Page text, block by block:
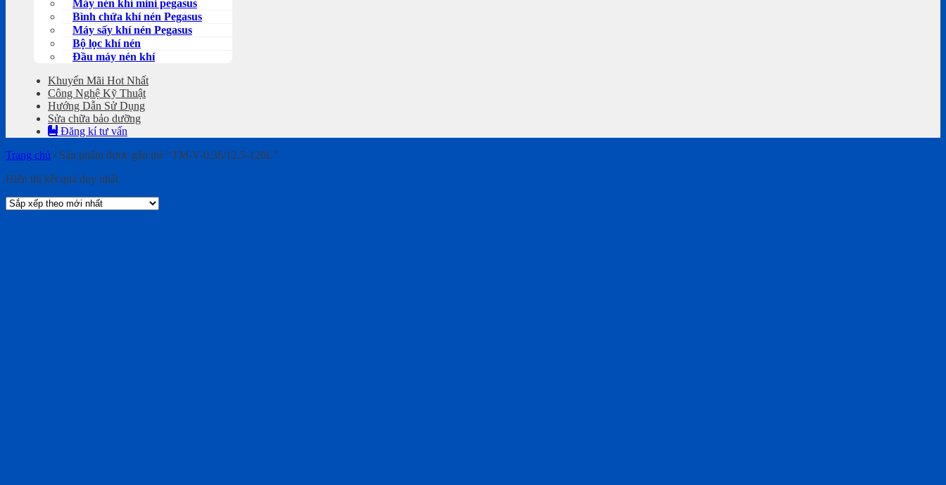
Máy nén khí mini pegasus
Bình chứa khí nén Pegasus
Máy sấy khí nén Pegasus
Bộ lọc khí nén
Đầu máy nén khí
Khuyến Mãi Hot Nhất
Công Nghệ Kỹ Thuật
Hướng Dẫn Sử Dụng
Sửa chữa bảo dưỡng
Đăng kí tư vấn
Trang chủ /Sản phẩm được gắn thẻ “TM-V-0.36/12.5-120L”
Hiển thị kết quả duy nhất